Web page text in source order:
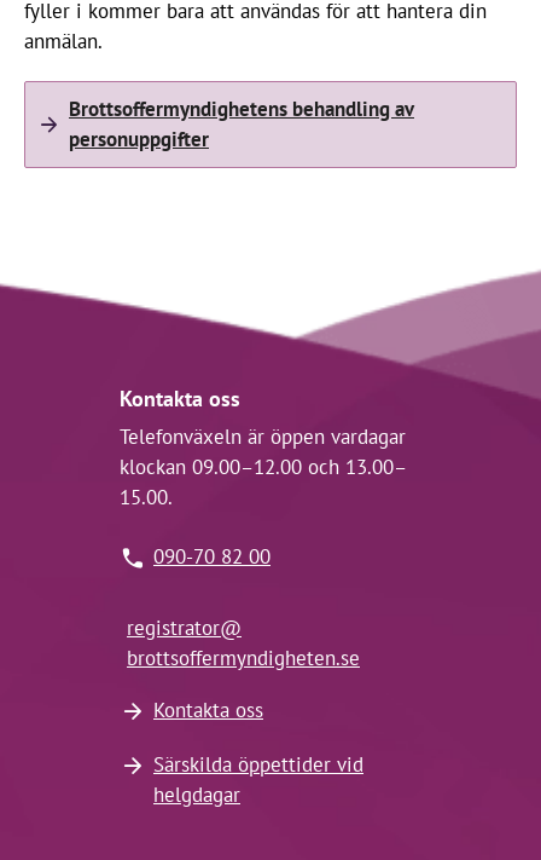
fyller i kommer bara att användas för att hantera din
anmälan.
Brottsoffermyndighetens behandling av
personuppgifter
Kontakta oss
Telefonväxeln är öppen vardagar
klockan 09.00–12.00 och 13.00–
15.00.
090-70 82 00
registrator@
brottsoffermyndigheten.se
Kontakta oss
Särskilda öppettider vid
helgdagar